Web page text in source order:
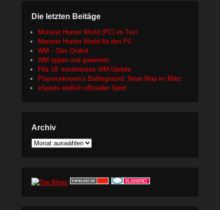
Die letzten Beitäge
Monster Hunter World (PC) im Test
Monster Hunter World für den PC
WM – Das Orakel
WM tippen und gewinnen
Fifa 18: kostenloses WM-Update
Playerunknown’s Battleground: Neue Map im März
eSports endlich offizieller Sport
Archiv
Archiv